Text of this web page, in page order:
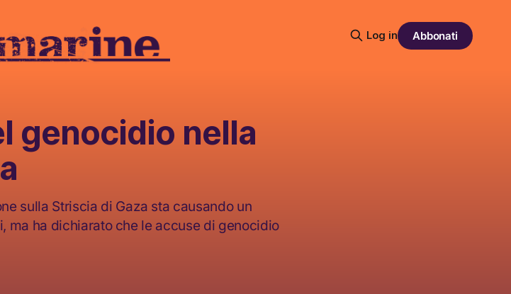
Log in Abbonati
genocidio nella
sulla Striscia di Gaza sta causando un
ma ha dichiarato che le accuse di genocidio